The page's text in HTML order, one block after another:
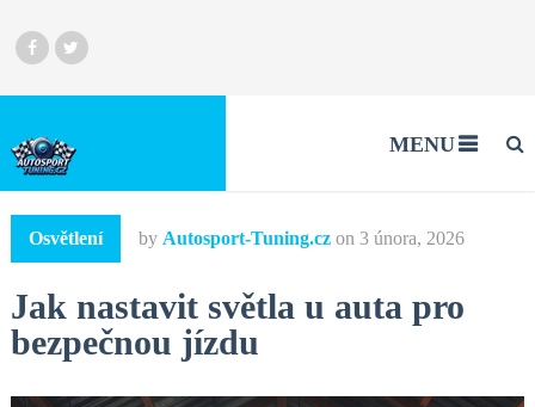
MENU
Osvětlení by Autosport-Tuning.cz on 3 února, 2026
Jak nastavit světla u auta pro
bezpečnou jízdu